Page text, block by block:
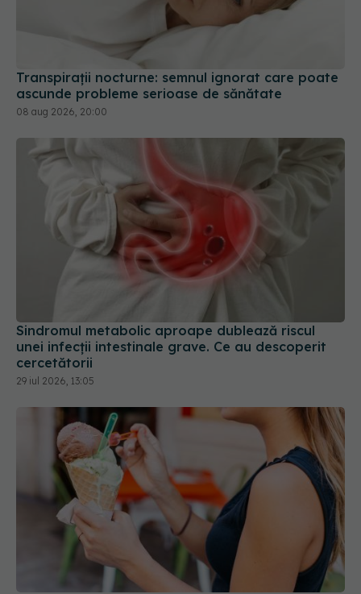
Transpirații nocturne: semnul ignorat care poate
ascunde probleme serioase de sănătate
Sindromul metabolic aproape dublează riscul
unei infecții intestinale grave. Ce au descoperit
29 iul 2026, 13:05
Un aditiv găsit des în înghețată, iaurt și sosuri
agravează inflamația colonului